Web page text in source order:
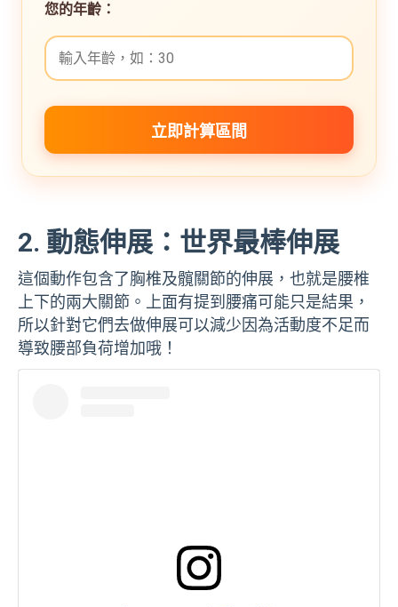
您的年齡：
立即計算區間
2. 動態伸展：世界最棒伸展
這個動作包含了胸椎及髖關節的伸展，也就是腰椎
上下的兩大關節。上面有提到腰痛可能只是結果，
所以針對它們去做伸展可以減少因為活動度不足而
導致腰部負荷增加哦！